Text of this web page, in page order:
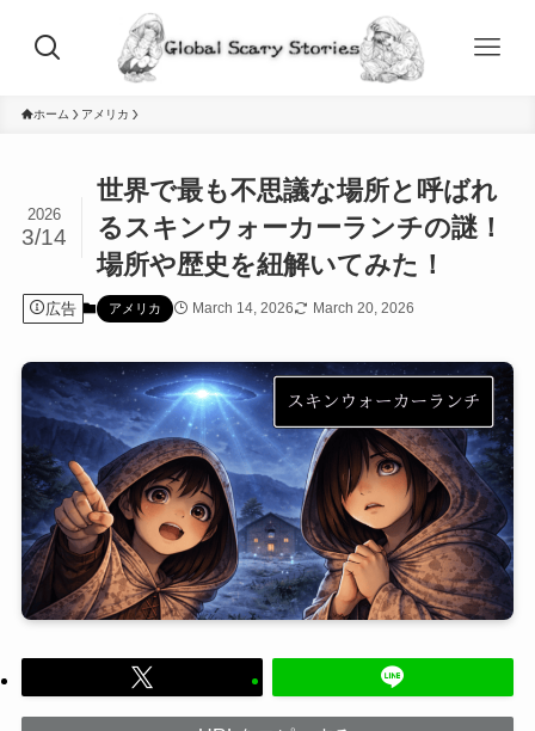
ホーム アメリカ
世界で最も不思議な場所と呼ばれ
るスキンウォーカーランチの謎！
場所や歴史を紐解いてみた！
2026
3/14
広告 アメリカ March 14, 2026 March 20, 2026